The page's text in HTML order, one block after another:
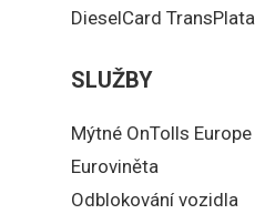
DieselCard TransPlata
SLUŽBY
Mýtné OnTolls Europe
Euroviněta
Odblokování vozidla